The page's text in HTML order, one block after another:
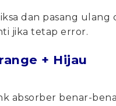
dan pasang ulang
jika tetap error.
+ Hijau
absorber benar-